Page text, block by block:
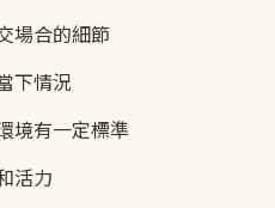
場合的細節
下情況
境有一定標準
活力